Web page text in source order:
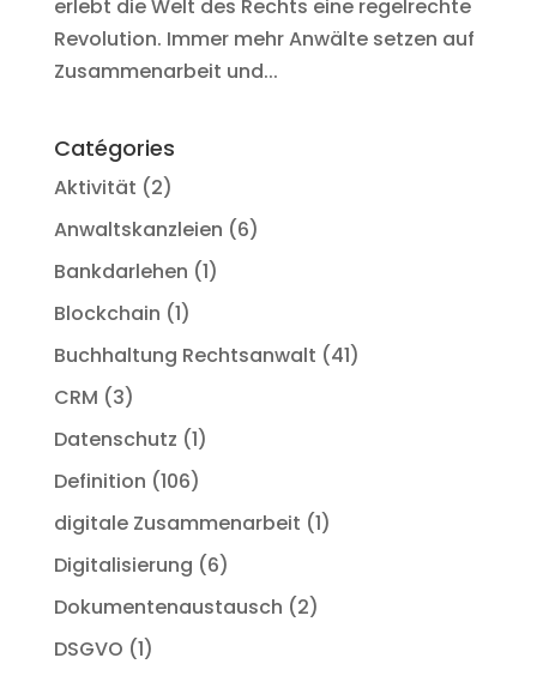
erlebt die Welt des Rechts eine regelrechte
Revolution. Immer mehr Anwälte setzen auf
Zusammenarbeit und...
Catégories
Aktivität (2)
Anwaltskanzleien (6)
Bankdarlehen (1)
Blockchain (1)
Buchhaltung Rechtsanwalt (41)
CRM (3)
Datenschutz (1)
Definition (106)
digitale Zusammenarbeit (1)
Digitalisierung (6)
Dokumentenaustausch (2)
DSGVO (1)